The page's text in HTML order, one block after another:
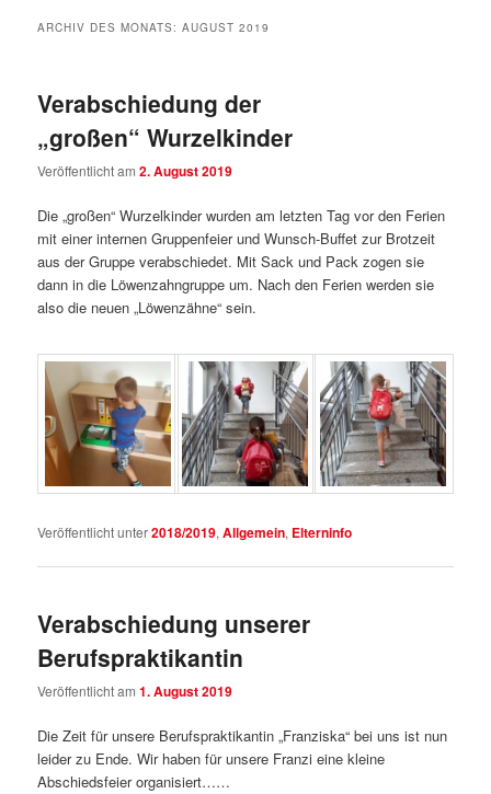
ARCHIV DES MONATS:AUGUST 2019
Verabschiedung der
„großen“ Wurzelkinder
Veröffentlicht am2. August 2019
Die „großen“ Wurzelkinder wurden am letzten Tag vor den Ferien
mit einer internen Gruppenfeier und Wunsch-Buffet zur Brotzeit
aus der Gruppe verabschiedet. Mit Sack und Pack zogen sie
dann in die Löwenzahngruppe um. Nach den Ferien werden sie
also die neuen „Löwenzähne“ sein.
Veröffentlicht unter2018/2019,Allgemein, Elterninfo
Verabschiedung unserer
Berufspraktikantin
Veröffentlicht am1. August 2019
Die Zeit für unsere Berufspraktikantin „Franziska“ bei uns ist nun
leider zu Ende. Wir haben für unsere Franzi eine kleine
Abschiedsfeier organisiert……